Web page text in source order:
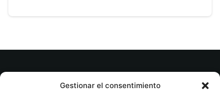
Gestionar el consentimiento
© tuslibrosvip.com · Todos los derechos